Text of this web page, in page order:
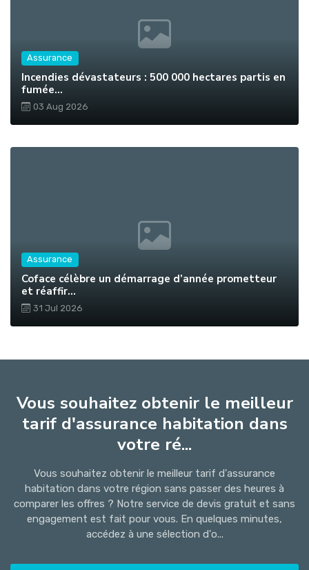
Assurance
Incendies dévastateurs : 500 000 hectares partis en
fumée...
03 Aug 2026
Assurance
Coface célèbre un démarrage d’année prometteur
et réaffir...
31 Jul 2026
Vous souhaitez obtenir le meilleur
tarif d'assurance habitation dans
votre ré...
Vous souhaitez obtenir le meilleur tarif d'assurance
habitation dans votre région sans passer des heures à
comparer les offres ? Notre service de devis gratuit et sans
engagement est fait pour vous. En quelques minutes,
accédez à une sélection d'o...